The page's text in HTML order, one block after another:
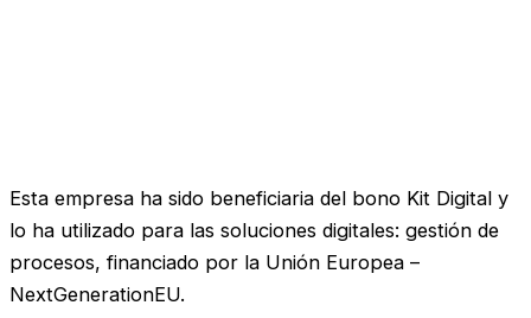
Esta empresa ha sido beneficiaria del bono Kit Digital y
lo ha utilizado para las soluciones digitales: gestión de
procesos, financiado por la Unión Europea –
NextGenerationEU.